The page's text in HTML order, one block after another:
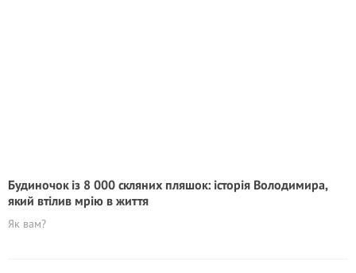
Будиночок із 8 000 скляних пляшок: історія Володимира,
який втілив мрію в життя
Як вам?